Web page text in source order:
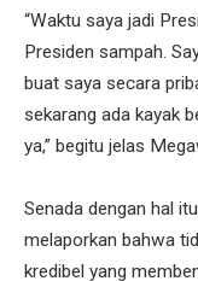
“Waktu saya jadi
Presiden sampah.
buat saya secara
sekarang ada kayak
ya,” begitu jelas
Senada dengan hal
melaporkan bahwa
kredibel yang